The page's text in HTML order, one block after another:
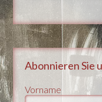
Abonnieren Sie
Vorname